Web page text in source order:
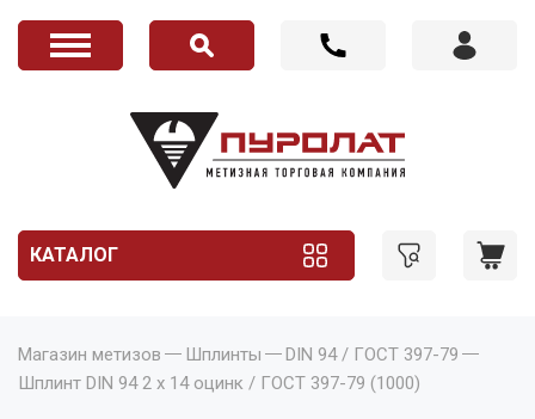
КАТАЛОГ
Магазин метизов Шплинты
DIN 94 / ГОСТ 397-79
Шплинт DIN 94 2 x 14 оцинк / ГОСТ 397-79 (1000)